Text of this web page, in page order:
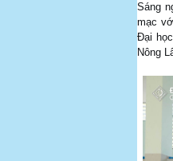
Sáng
mạc
Đại
Nông